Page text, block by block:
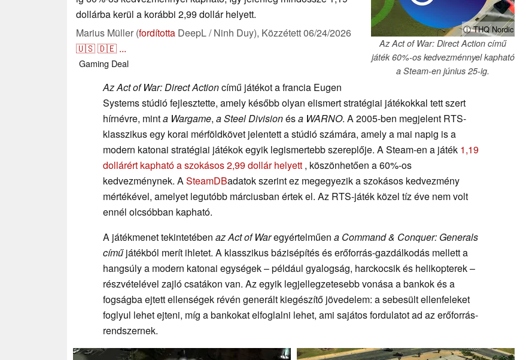
ⓘ THQ Nordic
Az Act of War: Direct Action című
játék 60%-os kedvezménnyel kapható
a Steam-en június 25-ig.
dollárba kerül a korábbi 2,99 dollár helyett.
Marius Müller (fordította DeepL / Ninh Duy), Közzétett06/24/2026
🇺🇸🇩🇪 ...
Gaming Deal
Az Act of War: Direct Actioncímű játékot a francia Eugen
Systems stúdió fejlesztette, amely később olyan elismert stratégiai játékokkal tett szert
hírnévre, minta Wargame, a Steel Divisionésa WARNO. A 2005-ben megjelent RTS-
klasszikus egy korai mérföldkövet jelentett a stúdió számára, amely a mai napig is a
modern katonai stratégiai játékok egyik legismertebb szereplője. A Steam-en a játék 1,19
dollárért kapható a szokásos 2,99 dollár helyett , köszönhetően a 60%-os
kedvezménynek. ASteamDBadatok szerint ez megegyezik a szokásos kedvezmény
mértékével, amelyet legutóbb márciusban értek el. Az RTS-játék közel tíz éve nem volt
ennél olcsóbban kapható.
A játékmenet tekintetében az Act of Waregyértelműen a Command & Conquer: Generals
címűjátékból merít ihletet. A klasszikus bázisépítés és erőforrás-gazdálkodás mellett a
hangsúly a modern katonai egységek – például gyalogság, harckocsik és helikopterek –
részvételével zajló csatákon van. Az egyik legjellegzetesebb vonása a bankok és a
fogságba ejtett ellenségek révén generált kiegészítő jövedelem: a sebesült ellenfeleket
foglyul lehet ejteni, míg a bankokat elfoglalni lehet, ami sajátos fordulatot ad az erőforrás-
rendszernek.